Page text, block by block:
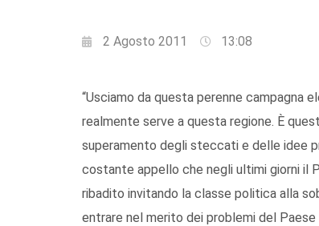
2 Agosto 2011 13:08
“Usciamo da questa perenne campagna
realmente serve a questa regione. È
superamento degli steccati e delle idee
costante appello che negli ultimi giorni il
ribadito invitando la classe politica alla
entrare nel merito dei problemi del